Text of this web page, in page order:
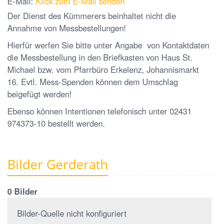
Der Dienst des Kümmerers beinhaltet nicht die
Annahme von Messbestellungen!
Hierfür werfen Sie bitte unter Angabe von Kontaktdaten
die Messbestellung in den Briefkasten von Haus St.
Michael bzw. vom Pfarrbüro Erkelenz, Johannismarkt
16. Evtl. Mess-Spenden können dem Umschlag
beigefügt werden!
Ebenso können Intentionen telefonisch unter 02431
974373-10 bestellt werden.
Bilder Gerderath
0 Bilder
Bilder-Quelle nicht konfiguriert